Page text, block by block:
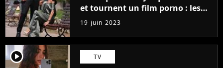
et tournent un film porno : les
premières images du tournage
(exclu)
19 juin 2023
player2 TV